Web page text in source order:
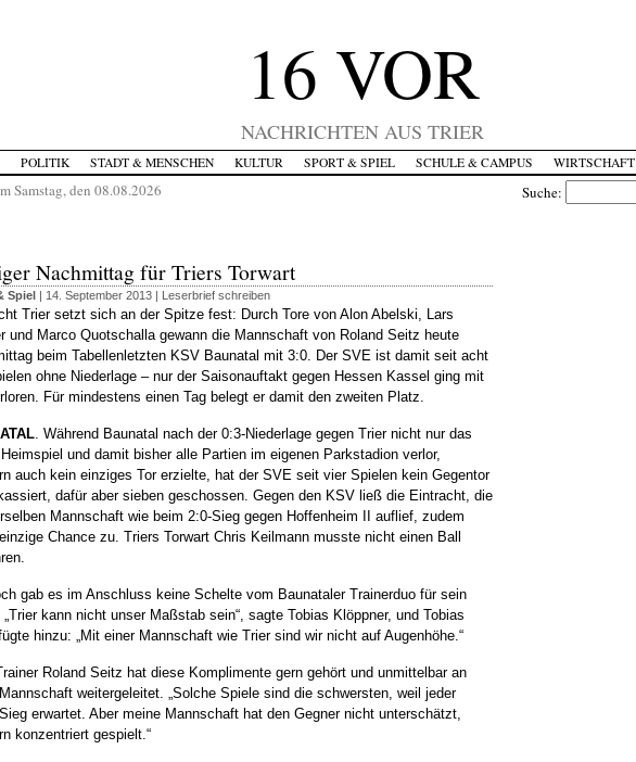
16 VOR
NACHRICHTEN AUS TRIER
POLITIK STADT & MENSCHEN KULTUR SPORT & SPIEL SCHULE & CAMPUS WIRTSCHAFT
Samstag, den 08.08.2026 Suche:
Nachmittag für Triers Torwart
Spiel | 14. September 2013 | Leserbrief schreiben
Trier setzt sich an der Spitze fest: Durch Tore von Alon Abelski, Lars
und Marco Quotschalla gewann die Mannschaft von Roland Seitz heute
beim Tabellenletzten KSV Baunatal mit 3:0. Der SVE ist damit seit acht
ohne Niederlage – nur der Saisonauftakt gegen Hessen Kassel ging mit
Für mindestens einen Tag belegt er damit den zweiten Platz.
. Während Baunatal nach der 0:3-Niederlage gegen Trier nicht nur das
und damit bisher alle Partien im eigenen Parkstadion verlor,
auch kein einziges Tor erzielte, hat der SVE seit vier Spielen kein Gegentor
dafür aber sieben geschossen. Gegen den KSV ließ die Eintracht, die
Mannschaft wie beim 2:0-Sieg gegen Hoffenheim II auflief, zudem
Chance zu. Triers Torwart Chris Keilmann musste nicht einen Ball
gab es im Anschluss keine Schelte vom Baunataler Trainerduo für sein
„Trier kann nicht unser Maßstab sein“, sagte Tobias Klöppner, und Tobias
hinzu: „Mit einer Mannschaft wie Trier sind wir nicht auf Augenhöhe.“
Roland Seitz hat diese Komplimente gern gehört und unmittelbar an
weitergeleitet. „Solche Spiele sind die schwersten, weil jeder
erwartet. Aber meine Mannschaft hat den Gegner nicht unterschätzt,
konzentriert gespielt.“